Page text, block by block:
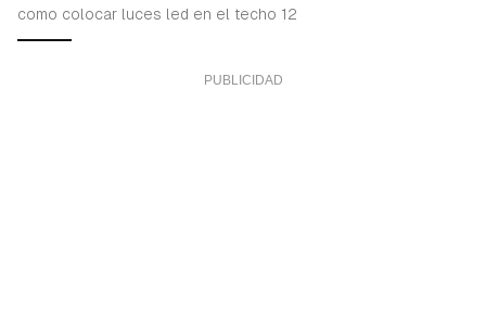
como colocar luces led en el techo 12